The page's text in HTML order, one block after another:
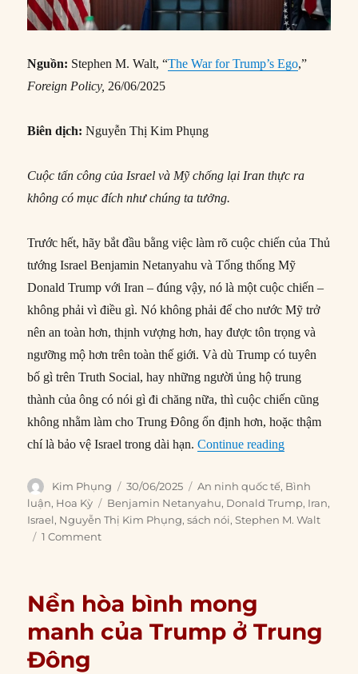
Nguồn: Stephen M. Walt, “The War for Trump’s Ego,”
Foreign Policy, 26/06/2025
Biên dịch:Nguyễn Thị Kim Phụng
Cuộc tấn công của Israel và Mỹ chống lại Iran thực ra
không có mục đích như chúng ta tưởng.
Trước hết, hãy bắt đầu bằng việc làm rõ cuộc chiến của Thủ
tướng Israel Benjamin Netanyahu và Tổng thống Mỹ
Donald Trump với Iran – đúng vậy, nó là một cuộc chiến –
không phải vì điều gì. Nó không phải để cho nước Mỹ trở
nên an toàn hơn, thịnh vượng hơn, hay được tôn trọng và
ngưỡng mộ hơn trên toàn thế giới. Và dù Trump có tuyên
bố gì trên Truth Social, hay những người ủng hộ trung
thành của ông có nói gì đi chăng nữa, thì cuộc chiến cũng
không nhằm làm cho Trung Đông ổn định hơn, hoặc thậm
chí là bảo vệ Israel trong dài hạn.Continue reading“Cuộc chiến
Author
Kim Phụng
Posted
on
30/06/2025 Categories
An ninh quốc tế, Bình
luận, Hoa Kỳ Tags
Benjamin Netanyahu, Donald Trump, Iran,
Israel, Nguyễn Thị Kim Phụng,sách nói,Stephen M. Walt
1 Comment
Nền hòa bình mong
manh của Trump ở Trung
Đông